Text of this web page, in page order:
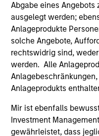
Abgabe eines Angebots
ausgelegt werden;
Anlageprodukte
solche Angebote,
rechtswidrig sind,
werden. Alle
Anlageprodukts
Mir ist ebenfalls
Investment
gewährleistet, dass
Equity Market
2026
17-JUN-2026
In his most recent
Manager Andrew
think beyond the
the extraordinary
that are forcing